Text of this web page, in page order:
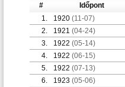
# Időpont
1.
1920 (11-07)
2.
1921 (04-24)
3.
1922 (05-14)
4.
1922 (06-15)
5.
1922 (07-13)
6.
1923 (05-06)